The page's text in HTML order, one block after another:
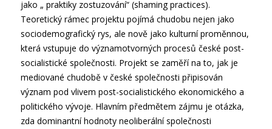
jako „ praktiky zostuzování“ (shaming practices).
Teoretický rámec projektu pojímá chudobu nejen jako
sociodemografický rys, ale nově jako kulturní proměnnou,
která vstupuje do významotvorných procesů české post-
socialistické společnosti. Projekt se zaměří na to, jak je
mediované chudobě v české společnosti připisován
význam pod vlivem post-socialistického ekonomického a
politického vývoje. Hlavním předmětem zájmu je otázka,
zda dominantní hodnoty neoliberální společnosti